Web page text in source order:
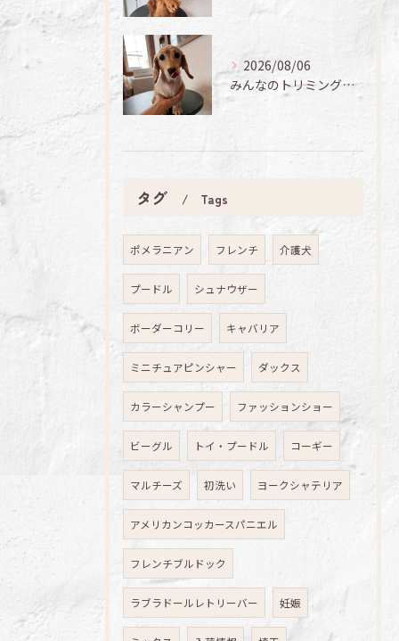
2026/08/06
みんなのトリミング日記🌟
タグ Tags
ポメラニアン フレンチ 介護犬
プードル シュナウザー
ボーダーコリー キャバリア
ミニチュアピンシャー ダックス
カラーシャンプー ファッションショー
ビーグル トイ・プードル コーギー
マルチーズ 初洗い ヨークシャテリア
アメリカンコッカースパニエル
フレンチブルドック
ラブラドールレトリーバー 妊娠